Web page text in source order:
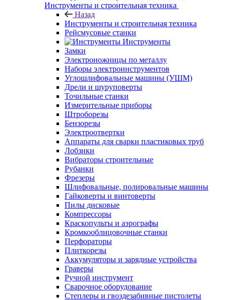
Инструменты и строительная техника
Назад
Инструменты и строительная техника
Рейсмусовые станки
Инструменты
Замки
Электроножницы по металлу
Наборы электроинструментов
Углошлифовальные машины (УШМ)
Дрели и шуруповерты
Точильные станки
Измерительные приборы
Штроборезы
Бензорезы
Электроотвертки
Аппараты для сварки пластиковых труб
Лобзики
Вибраторы строительные
Рубанки
Фрезеры
Шлифовальные, полировальные машины
Гайковерты и винтоверты
Пилы дисковые
Компрессоры
Краскопульты и аэрографы
Кромкооблицовочные станки
Перфораторы
Плиткорезы
Аккумуляторы и зарядные устройства
Граверы
Ручной инструмент
Сварочное оборудование
Степлеры и гвоздезабивные пистолеты